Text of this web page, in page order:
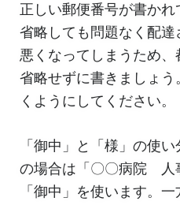
正しい郵便番号が書か
省略しても問題なく配
悪くなってしまうため
省略せずに書きましょ
くようにしてください。
「御中」と「様」の使
の場合は「〇〇病院
「御中」を使います。